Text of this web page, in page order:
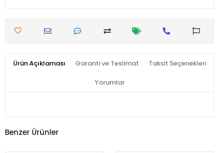
Ürün Açıklaması Garanti ve Teslimat Taksit Seçenekleri
Yorumlar
Benzer Ürünler